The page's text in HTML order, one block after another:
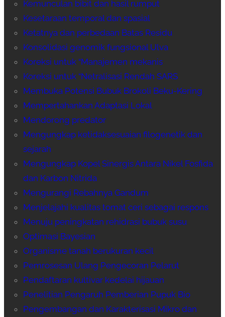
Kemunculan bibit dan hasil rumput
Kesetaraan temporal dan spasial
Ketatnya dan perbedaan Batas Residu
Konsolidasi genomik fungsional Ulva
Koreksi untuk “Manajemen mekanis
Koreksi untuk “Netralisasi Rendah SARS
Membuka Potensi Bubuk Brokoli Beku-Kering
Mempertahankan Adaptasi Lokal
Mendorong predator
Mengungkap ketidaksesuaian filogenetik dan
sejarah
Mengungkap Kopel Sinergis Antara Nikel Fosfida
dan Karbon Nitrida
Mengurangi Rebahnya Gandum
Menjelajahi kualitas tomat ceri sebagai respons
Menuju peningkatan rehidrasi bubuk susu
Optimasi Bayesian
Organisme tanah berukuran kecil
Pemrosesan Ulang Pengecoran Pelarut
Pendaftaran kultivar kedelai hijauan
Penelitian Pengaruh Pemberian Pupuk Bio
Pengembangan dan Karakterisasi Mikro dan